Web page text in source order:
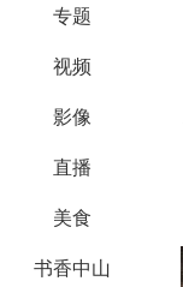
专题
视频
影像
直播
美食
书香中山